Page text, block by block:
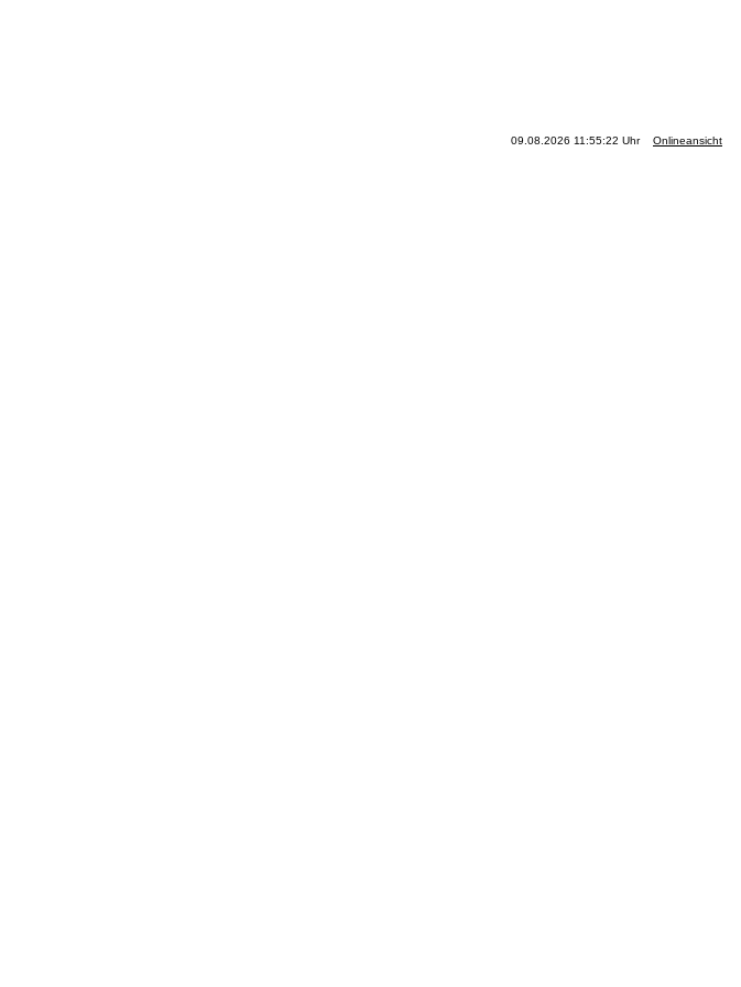
09.08.2026 11:55:22 Uhr Onlineansicht